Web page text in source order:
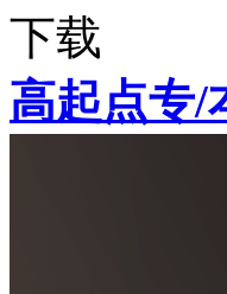
下载
高起点专/